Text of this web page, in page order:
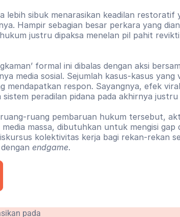
lebih sibuk menarasikan keadilan restoratif
Hampir sebagian besar perkara yang
justru dipaksa menelan pil pahit
formal ini dibalas dengan aksi
media sosial. Sejumlah kasus-kasus
mendapatkan respon. Sayangnya, efek
peradilan pidana pada akhirnya
ruang pembaruan hukum tersebut,
massa, dibutuhkan untuk mengisi
kolektivitas kerja bagi rekan-rekan
endgame.
pada